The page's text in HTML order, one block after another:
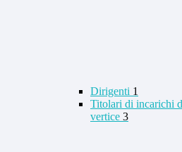
Dirigenti 1
Titolari di incarichi
vertice 3